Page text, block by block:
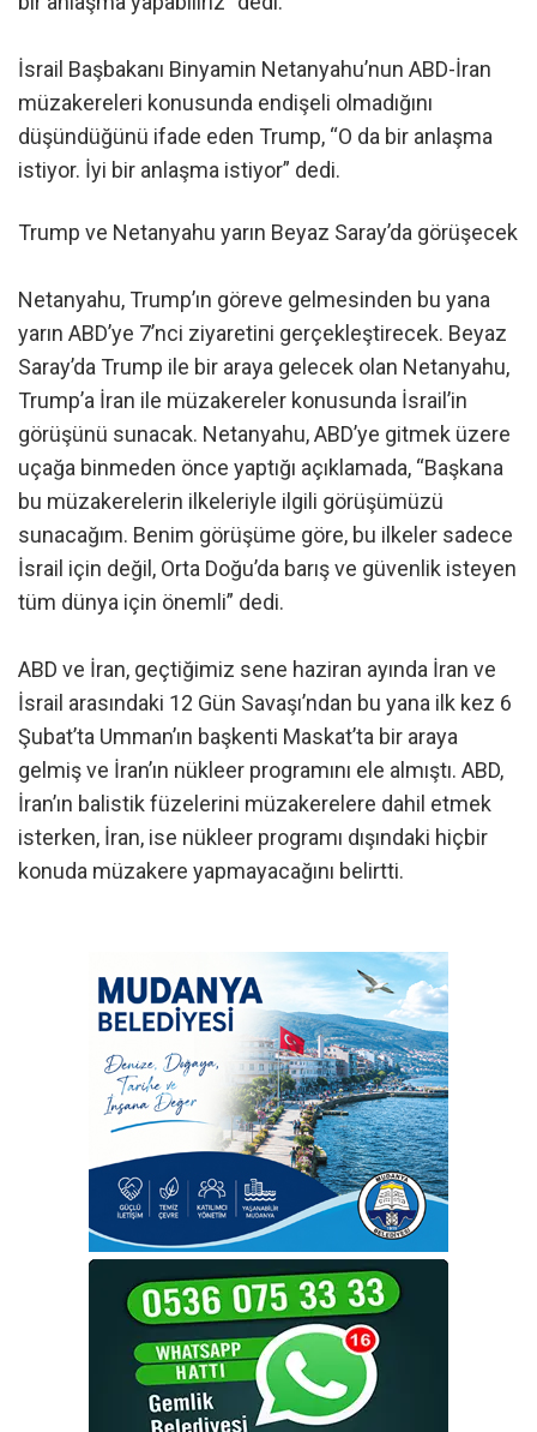
İsrail Başbakanı Binyamin Netanyahu’nun ABD-İran
müzakereleri konusunda endişeli olmadığını
düşündüğünü ifade eden Trump, “O da bir anlaşma
istiyor. İyi bir anlaşma istiyor” dedi.
Trump ve Netanyahu yarın Beyaz Saray’da görüşecek
Netanyahu, Trump’ın göreve gelmesinden bu yana
yarın ABD’ye 7’nci ziyaretini gerçekleştirecek. Beyaz
Saray’da Trump ile bir araya gelecek olan Netanyahu,
Trump’a İran ile müzakereler konusunda İsrail’in
görüşünü sunacak. Netanyahu, ABD’ye gitmek üzere
uçağa binmeden önce yaptığı açıklamada, “Başkana
bu müzakerelerin ilkeleriyle ilgili görüşümüzü
sunacağım. Benim görüşüme göre, bu ilkeler sadece
İsrail için değil, Orta Doğu’da barış ve güvenlik isteyen
tüm dünya için önemli” dedi.
ABD ve İran, geçtiğimiz sene haziran ayında İran ve
İsrail arasındaki 12 Gün Savaşı’ndan bu yana ilk kez 6
Şubat’ta Umman’ın başkenti Maskat’ta bir araya
gelmiş ve İran’ın nükleer programını ele almıştı. ABD,
İran’ın balistik füzelerini müzakerelere dahil etmek
isterken, İran, ise nükleer programı dışındaki hiçbir
konuda müzakere yapmayacağını belirtti.